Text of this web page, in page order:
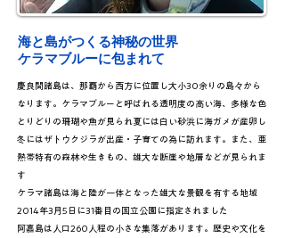
海と島がつくる神秘の世界
​ケラマブルーに包まれて
慶良間諸島は、那覇から西方に位置し大小30余りの島々から
なります。ケラマブルーと呼ばれる透明度の高い海、多様な色
とりどりの珊瑚や魚が見られ夏には白い砂浜に海ガメが産卵し
冬にはザトウクジラが出産・子育ての為に訪れます。また、亜
熱帯特有の森林や生きもの、雄大な断崖や地層などが見られま
す
​ケラマ諸島は海と陸が一体となった雄大な景観を有する地域
2014年3月5日に31番目の国立公園に指定されました​
阿嘉島は人口260人程の小さな集落があります。歴史や文化を